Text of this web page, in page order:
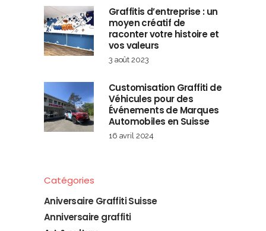
Graffitis d’entreprise : un
moyen créatif de
raconter votre histoire et
vos valeurs
3 août 2023
Customisation Graffiti de
Véhicules pour des
Événements de Marques
Automobiles en Suisse
16 avril 2024
Catégories
Aniversaire Graffiti Suisse
Anniversaire graffiti